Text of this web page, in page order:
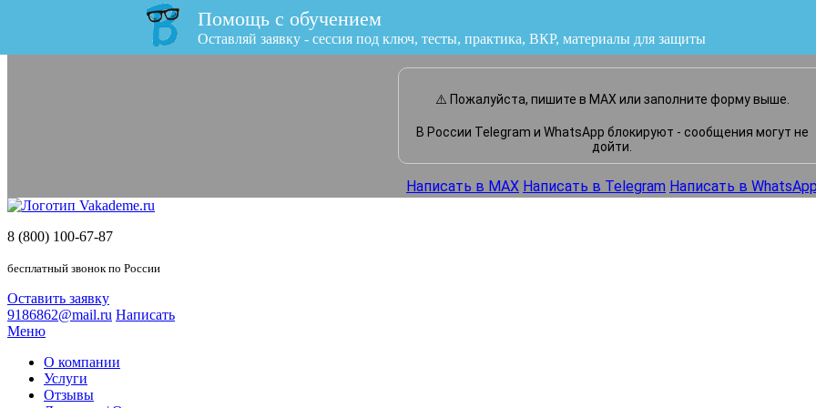
Помощь с обучением
Оставляй заявку - сессия под ключ, тесты, практика, ВКР
или напишите нам прямо сейчас
⚠️ Пожалуйста, пишите в MAX или заполните форму выше.
В России Telegram и WhatsApp блокируют - сообщения могут не
дойти.
Написать в MAX Написать в Telegram Написать в
8 (800) 100-67-87
бесплатный звонок по России
Оставить заявку
9186862@mail.ru Написать
Меню
О компании
Услуги
Отзывы